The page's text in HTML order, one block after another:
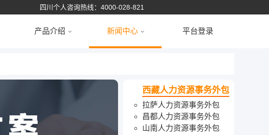
四川个人咨询热线：4000-028-821
产品介绍 新闻中心 平台登录
西藏人力资源事务外包
拉萨人力资源事务外包
昌都人力资源事务外包
山南人力资源事务外包